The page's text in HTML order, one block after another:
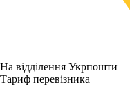
На відділення Укрпошти
Тариф перевізника